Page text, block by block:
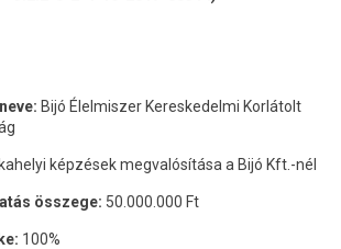
Bijó Élelmiszer Kereskedelmi Korlátolt
képzések megvalósítása a Bijó Kft.-nél
összege: 50.000.000 Ft
100%